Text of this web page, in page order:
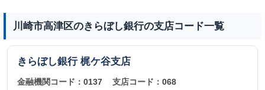
川崎市高津区のきらぼし銀行の支店コード一覧
きらぼし銀行 梶ケ谷支店
金融機関コード： 0137 支店コード：068